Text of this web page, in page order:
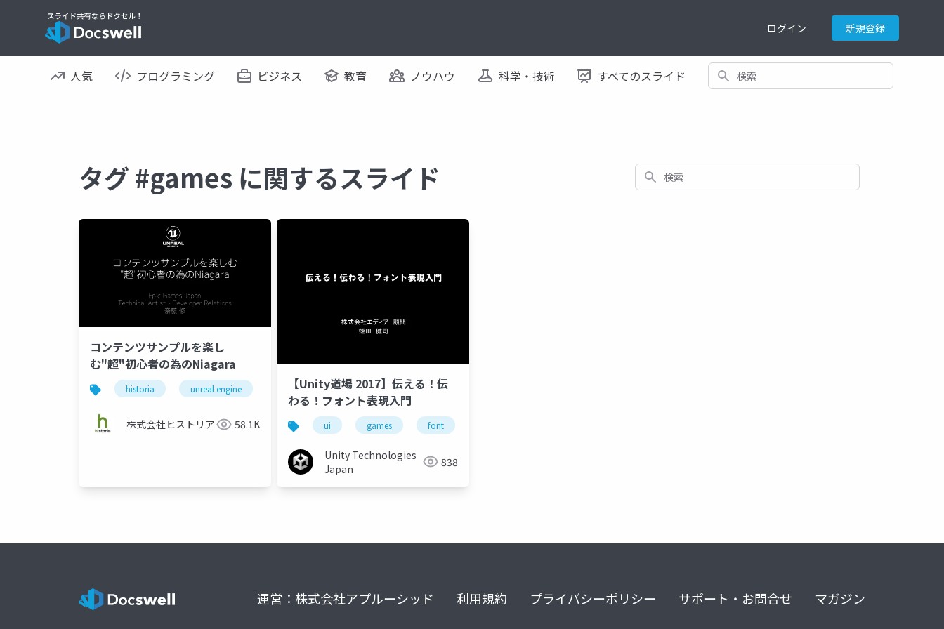
ログイン 新規登録
人気 プログラミング ビジネス 教育 ノウハウ 科学・技術 すべてのスライド 検索
タグ #games に関するスライド 検索
コンテンツサンプルを楽し
む"超"初心者の為のNiagara
historia unreal engine niagara games effect
株式会社ヒストリア 58.1K
【Unity道場 2017】伝える！伝
わる！フォント表現入門
ui games font
Unity Technologies
Japan
838
運営：株式会社アプルーシッド 利用規約 プライバシーポリシー サポート・お問合せ マガジン